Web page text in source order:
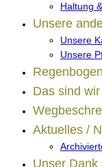
Haltung
Unsere
Unsere
Unsere
Das sind wir
Aktuelles /
Unser Dank